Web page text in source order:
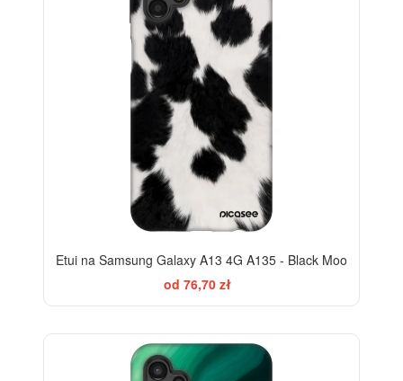
Etui na Samsung Galaxy A13 4G A135 - Black Moo
od 76,70 zł